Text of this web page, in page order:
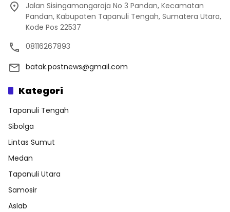
Jalan Sisingamangaraja No 3 Pandan, Kecamatan
Pandan, Kabupaten Tapanuli Tengah, Sumatera Utara,
Kode Pos 22537
08116267893
batak.postnews@gmail.com
Kategori
Tapanuli Tengah
Sibolga
Lintas Sumut
Medan
Tapanuli Utara
Samosir
Aslab